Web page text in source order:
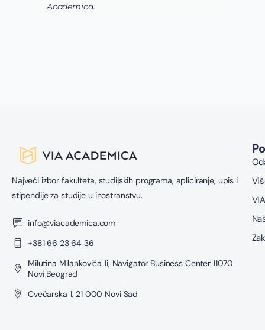
Academica.
Najveći izbor fakulteta, studijskih programa, apliciranje, upis i
stipendije za studije u inostranstvu.
info@viacademica.com
+381 66 23 64 36
Milutina Milankovića 1i, Navigator Business Center 11070
Novi Beograd
Cvećarska 1, 21 000 Novi Sad